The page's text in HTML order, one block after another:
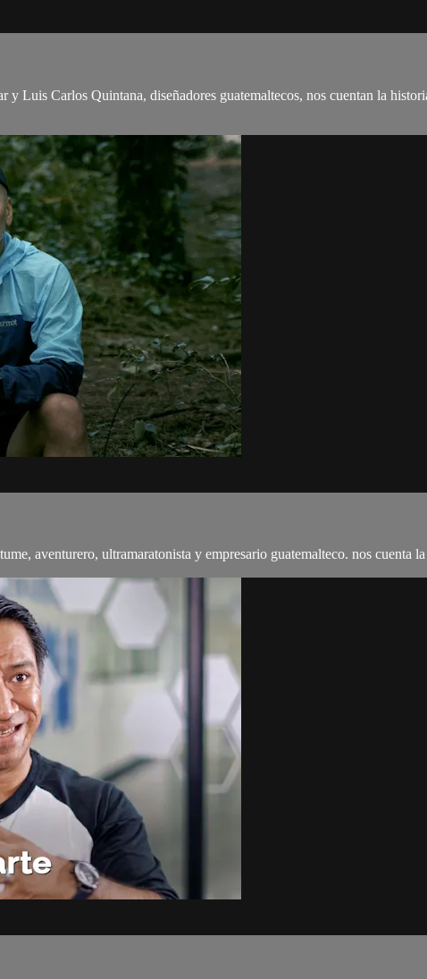
Luis Carlos Quintana, diseñadores guatemaltecos, nos cuentan la
aventurero, ultramaratonista y empresario guatemalteco. nos cuenta